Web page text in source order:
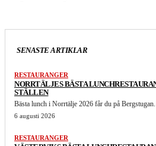
SENASTE ARTIKLAR
RESTAURANGER
NORRTÄLJES BÄSTA
STÄLLEN
Bästa lunch i Norrtälje 2026 får du på
6 augusti 2026
RESTAURANGER